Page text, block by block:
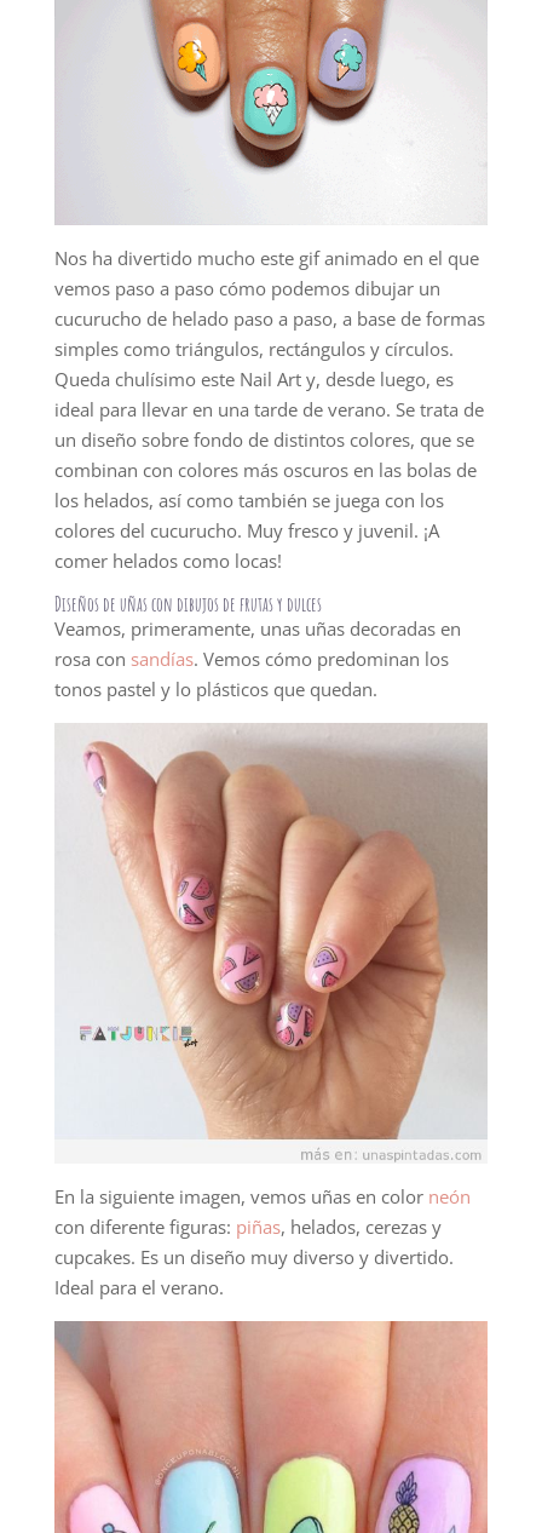
Nos ha divertido mucho este gif animado en el que
vemos paso a paso cómo podemos dibujar un
cucurucho de helado paso a paso, a base de formas
simples como triángulos, rectángulos y círculos.
Queda chulísimo este Nail Art y, desde luego, es
ideal para llevar en una tarde de verano. Se trata de
un diseño sobre fondo de distintos colores, que se
combinan con colores más oscuros en las bolas de
los helados, así como también se juega con los
colores del cucurucho. Muy fresco y juvenil. ¡A
comer helados como locas!
Diseños de uñas con dibujos de frutas y dulces
Veamos, primeramente, unas uñas decoradas en
rosa con sandías. Vemos cómo predominan los
tonos pastel y lo plásticos que quedan.
En la siguiente imagen, vemos uñas en color neón
con diferente figuras: piñas, helados, cerezas y
cupcakes. Es un diseño muy diverso y divertido.
Ideal para el verano.